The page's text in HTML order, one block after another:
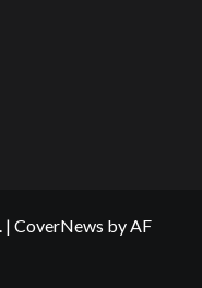
| CoverNews by AF